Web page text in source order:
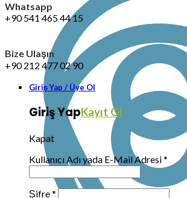
Whatsapp
+90 541 465 44 15
Bize Ulaşın
+90 212 477 02 90
Giriş Yap / Üye Ol
Giriş YapKayıt Ol
Kapat
Kullanıcı Adı yada E-Mail Adresi*
Şifre*